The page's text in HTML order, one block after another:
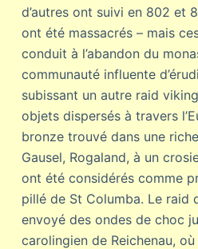
d’autres ont suivi en 802 et
ont été massacrés – mais
conduit à l’abandon du
communauté influente
subissant un autre raid
objets dispersés à travers
bronze trouvé dans une
Gausel, Rogaland, à un
ont été considérés comme
pillé de St Columba. Le raid
envoyé des ondes de choc
carolingien de Reichenau, où